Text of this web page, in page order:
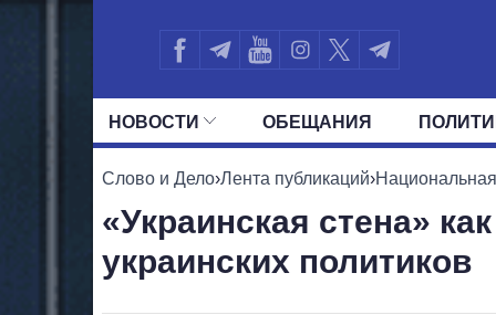
НОВОСТИ ОБЕЩАНИЯ
ВСЕ ПОЛИТИКИ ПРЕЗИДЕНТ И
Слово и Дело›Лента публикаций›
«Украинская стена»
украинских политиков